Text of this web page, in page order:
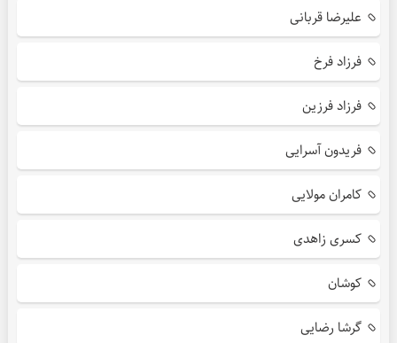
علیرضا قربانی
فرزاد فرخ
فرزاد فرزین
فریدون آسرایی
کامران مولایی
کسری زاهدی
کوشان
گرشا رضایی